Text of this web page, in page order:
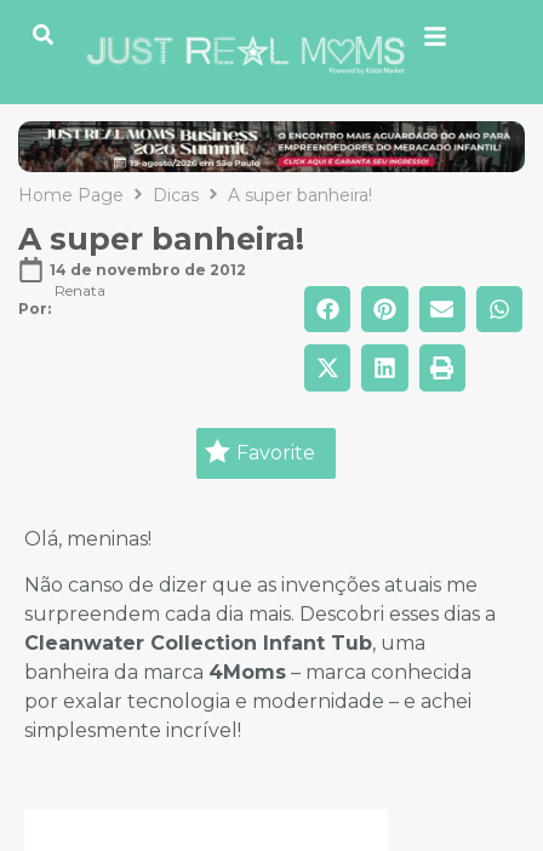
Home Page Dicas A super banheira!
A super banheira!
14 de novembro de 2012
Por:
Renata
Favorite
Olá, meninas!
Não canso de dizer que as invenções atuais me
surpreendem cada dia mais. Descobri esses dias a
Cleanwater Collection Infant Tub, uma
banheira da marca 4Moms – marca conhecida
por exalar tecnologia e modernidade – e achei
simplesmente incrível!